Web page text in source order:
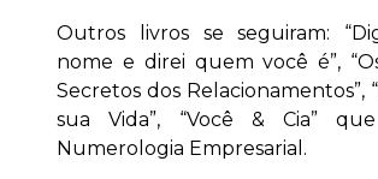
Outros livros se seguiram:
nome e direi quem você é”,
Secretos dos Relacionamentos”,
sua Vida”, “Você & Cia”
Numerologia Empresarial.